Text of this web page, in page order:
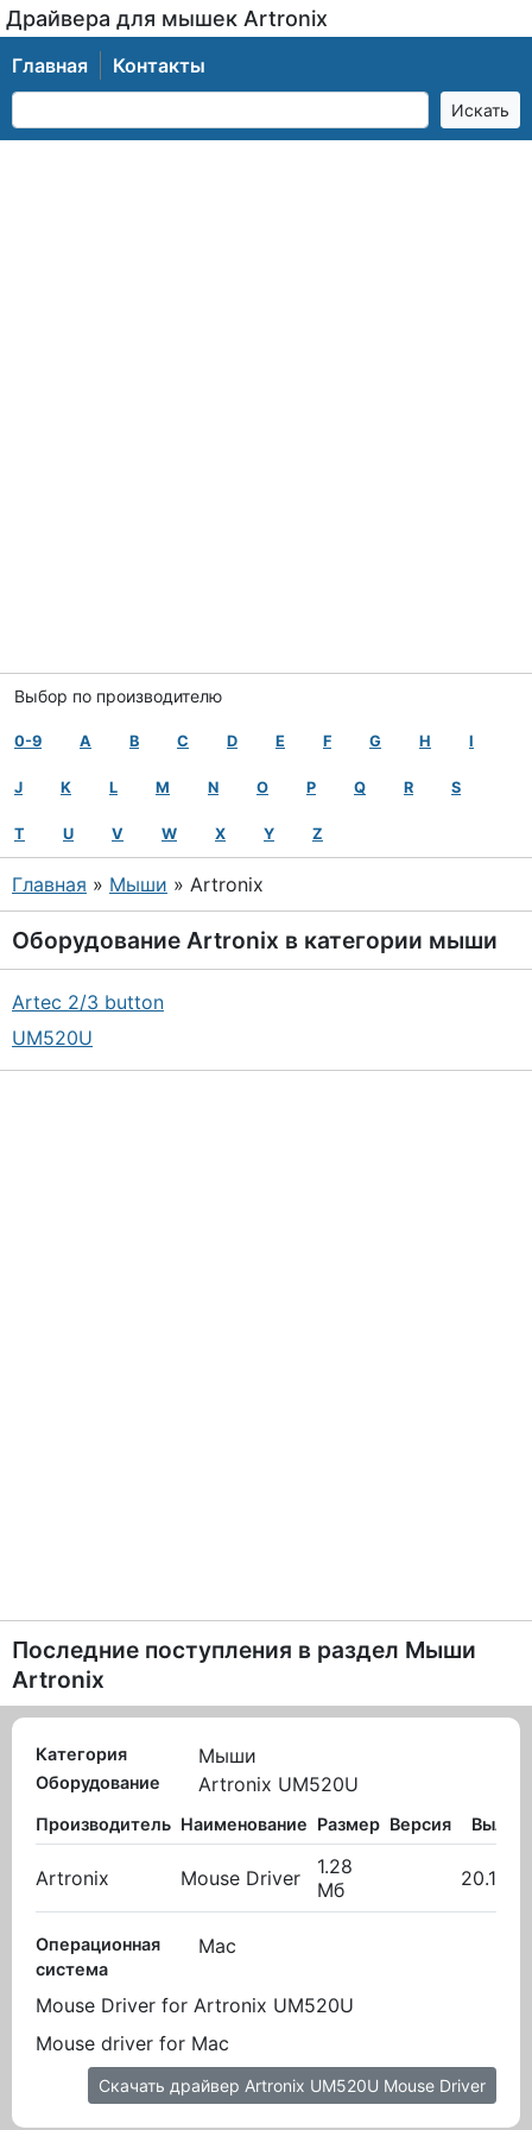
Драйвера для мышек Artronix
Главная Контакты
Выбор по производителю
0-9 A B C D E F G H I
J K L M N O P Q R S
T U V W X Y Z
Главная » Мыши » Artronix
Оборудование Artronix в категории мыши
Artec 2/3 button
UM520U
Последние поступления в раздел Мыши
Artronix
Категория Мыши
Оборудование Artronix UM520U
Производитель Наименование Размер Версия
Artronix Mouse Driver
1.28
Мб
Операционная
система
Mac
Mouse Driver for Artronix UM520U
Mouse driver for Mac
Скачать драйвер Artronix UM520U Mouse Driver